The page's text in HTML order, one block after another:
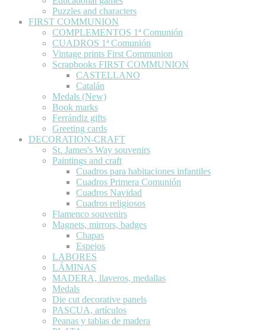
Puzzles and characters
FIRST COMMUNION
COMPLEMENTOS 1ª Comunión
CUADROS 1ª Comunión
Vintage prints First Communion
Scrapbooks FIRST COMMUNION
CASTELLANO
Catalán
Medals (New)
Book marks
Ferrándiz gifts
Greeting cards
DECORATION-CRAFT
St. James's Way souvenirs
Paintings and craft
Cuadros para habitaciones infantiles
Cuadros Primera Comunión
Cuadros Navidad
Cuadros religiosos
Flamenco souvenirs
Magnets, mirrors, badges
Chapas
Espejos
LABORES
LÁMINAS
MADERA, llaveros, medallas
Medals
Die cut decorative panels
PASCUA, artículos
Peanas y tablas de madera